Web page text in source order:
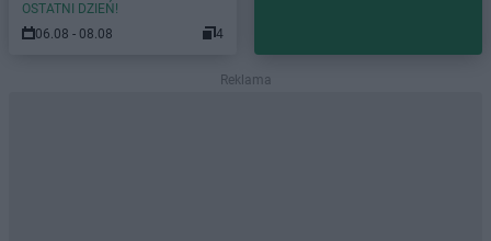
OSTATNI DZIEŃ!
06.08 - 08.08
4
Reklama